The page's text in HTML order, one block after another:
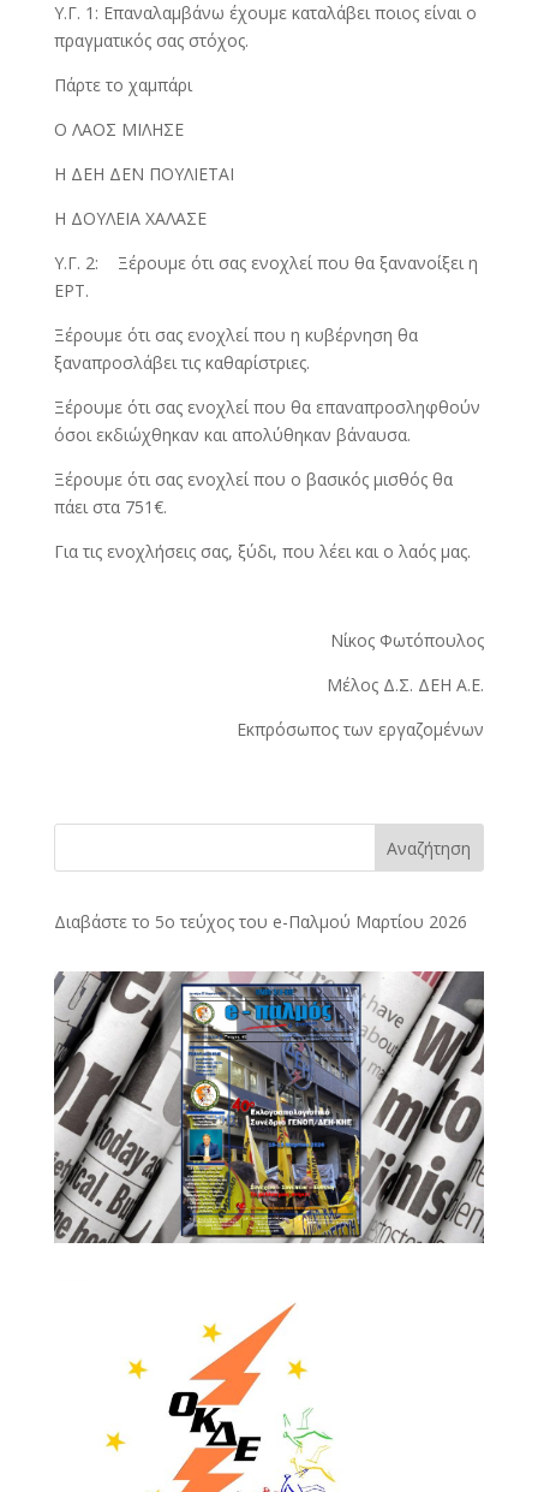
Υ.Γ. 1: Επαναλαμβάνω έχουμε καταλάβει ποιος είναι ο
πραγματικός σας στόχος.
Πάρτε το χαμπάρι
Ο ΛΑΟΣ ΜΙΛΗΣΕ
Η ΔΕΗ ΔΕΝ ΠΟΥΛΙΕΤΑΙ
Η ΔΟΥΛΕΙΑ ΧΑΛΑΣΕ
Υ.Γ. 2: Ξέρουμε ότι σας ενοχλεί που θα ξανανοίξει η
ΕΡΤ.
Ξέρουμε ότι σας ενοχλεί που η κυβέρνηση θα
ξαναπροσλάβει τις καθαρίστριες.
Ξέρουμε ότι σας ενοχλεί που θα επαναπροσληφθούν
όσοι εκδιώχθηκαν και απολύθηκαν βάναυσα.
Ξέρουμε ότι σας ενοχλεί που ο βασικός μισθός θα
πάει στα 751€.
Για τις ενοχλήσεις σας, ξύδι, που λέει και ο λαός μας.
Νίκος Φωτόπουλος
Μέλος Δ.Σ. ΔΕΗ Α.Ε.
Εκπρόσωπος των εργαζομένων
Αναζήτηση
Διαβάστε το 5ο τεύχος του e-Παλμού Μαρτίου 2026